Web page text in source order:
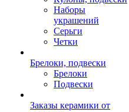
Наборы
украшений
Серьги
Четки
Брелоки, подвески
Брелоки
Подвески
Заказы керамики от